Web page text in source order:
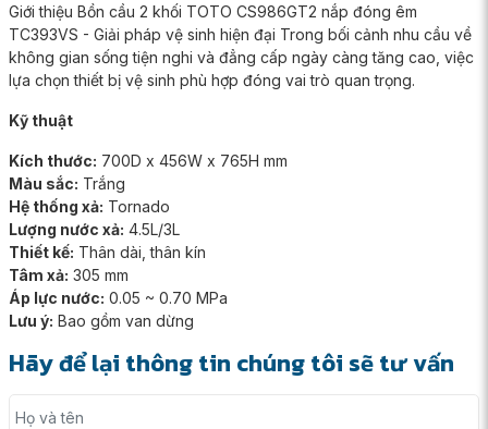
Giới thiệu Bồn cầu 2 khối TOTO CS986GT2 nắp đóng êm
TC393VS - Giải pháp vệ sinh hiện đại Trong bối cảnh nhu cầu về
không gian sống tiện nghi và đẳng cấp ngày càng tăng cao, việc
lựa chọn thiết bị vệ sinh phù hợp đóng vai trò quan trọng.
Kỹ thuật
Kích thước: 700D x 456W x 765H mm
Màu sắc: Trắng
Hệ thống xả: Tornado
Lượng nước xả: 4.5L/3L
Thiết kế: Thân dài, thân kín
Tâm xả: 305 mm
Áp lực nước: 0.05 ~ 0.70 MPa
Lưu ý: Bao gồm van dừng
Hãy để lại thông tin chúng tôi sẽ tư vấn
Họ và tên